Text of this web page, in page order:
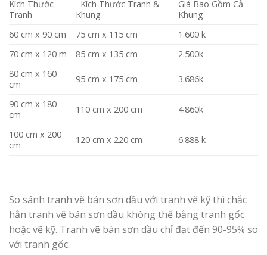
Kích Thước
Tranh
Kích Thước Tranh &
Khung
Giá Bao Gồm Cả
Khung
60 cm x 90 cm
75 cm x 115 cm
1.600 k
70 cm x 120 m
85 cm x 135 cm
2.500k
80 cm x 160
cm
95 cm x 175 cm 3.686k
90 cm x 180
cm
110 cm x 200 cm 4.860k
100 cm x 200
cm
120 cm x 220 cm 6.888 k
So sánh tranh vẽ bán sơn dầu với tranh vẽ kỹ thì chắc
hẳn tranh vẽ bán sơn dầu không thể bằng tranh gốc
hoặc vẽ kỹ. Tranh vẽ bán sơn dầu chỉ đạt đến 90-95% so
với tranh gốc.